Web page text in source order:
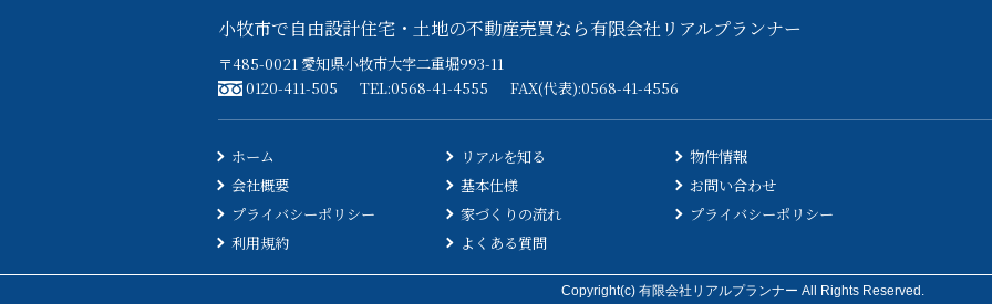
小牧市で自由設計住宅・土地の不動産売買なら有限会社リアルプランナー
〒485-0021 愛知県小牧市大字二重堀993-11
0120-411-505
TEL:0568-41-4555 FAX(代表):0568-41-4556
ホーム
会社概要
プライバシーポリシー
利用規約
リアルを知る
基本仕様
家づくりの流れ
よくある質問
物件情報
お問い合わせ
プライバシーポリシー
Copyright(c) 有限会社リアルプランナー All Rights Reserved.